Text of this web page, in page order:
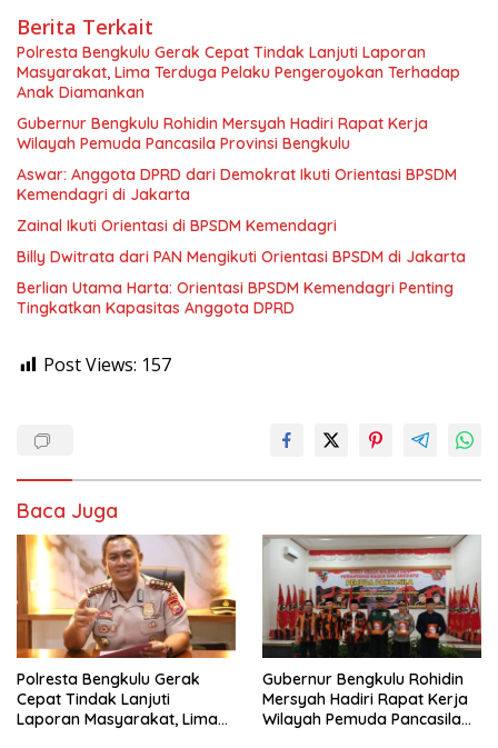
Berita Terkait
‎Polresta Bengkulu Gerak Cepat Tindak Lanjuti Laporan
Masyarakat, Lima Terduga Pelaku Pengeroyokan Terhadap
Anak Diamankan
Gubernur Bengkulu Rohidin Mersyah Hadiri Rapat Kerja
Wilayah Pemuda Pancasila Provinsi Bengkulu
Aswar: Anggota DPRD dari Demokrat Ikuti Orientasi BPSDM
Kemendagri di Jakarta
Zainal Ikuti Orientasi di BPSDM Kemendagri
Billy Dwitrata dari PAN Mengikuti Orientasi BPSDM di Jakarta
Berlian Utama Harta: Orientasi BPSDM Kemendagri Penting
Tingkatkan Kapasitas Anggota DPRD
Post Views: 157
Baca Juga
‎Polresta Bengkulu Gerak
Cepat Tindak Lanjuti
Laporan Masyarakat, Lima
Gubernur Bengkulu Rohidin
Mersyah Hadiri Rapat Kerja
Wilayah Pemuda Pancasila